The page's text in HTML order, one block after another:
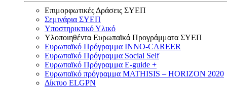
Επιμορφωτικές Δράσεις ΣΥΕΠ
Σεμινάρια ΣΥΕΠ
Υποστηρικτικό Υλικό
Υλοποιηθέντα Ευρωπαϊκά Προγράμματα ΣΥΕΠ
Ευρωπαϊκό Πρόγραμμα INNO-CAREER
Ευρωπαϊκό Πρόγραμμα Social Self
Ευρωπαϊκό Πρόγραμμα E-guide +
Ευρωπαϊκό πρόγραμμα MATHISIS – HORIZON 2020
Δίκτυο ELGPN